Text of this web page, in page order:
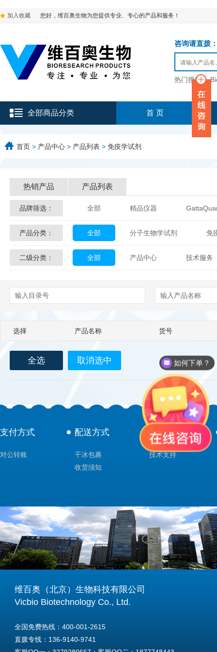
加入收藏 您好，维百奥生物为您提供专业、专心的产品和服务！
咨询请直拨
热门搜索：
全部商品分类 首 页
首页 > 产品中心 > 产品列表 > 免疫学试剂
热销产品 产品列表
品牌筛选： 全部 精品仪器
Glycon Biochem Sterlitech
Echelon Biosciences Verichem
Biotez Berlin Diametra
Berry & Associates Zedira
LGC Maine Standards Biolife
Abbexa AbD Serotec
产品分类： 全部 分子生物学试剂 免
化学及生物化学试剂 材料学试剂
二级分类： 全部 产品中心 技术服务
选择 产品名称 货号
全选 取消选中
支付方式
对公转账
配送方式
干冰包裹
收货须知
售后服务
技术支持
维百奥（北京）生物科技有限公司
Vicbio Biotechnology Co., Ltd.
全国免费热线：400-001-2615
直拨专线：136-9140-9741
如何下单？